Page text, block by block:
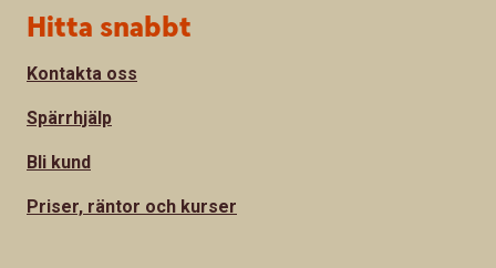
Sidfot
Hitta snabbt
Kontakta oss
Spärrhjälp
Bli kund
Priser, räntor och kurser